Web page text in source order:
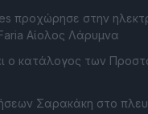
προχώρησε στην
Αίολος Λάρυμνα
ο κατάλογος των
Σαρακάκη στο